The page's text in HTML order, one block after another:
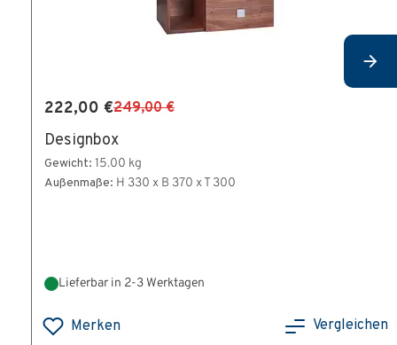
222,00 €249,00 €
Designbox
Gewicht: 15.00 kg
Außenmaße: H 330 x B 370 x T 300
Lieferbar in 2-3 Werktagen
Merken Vergleichen